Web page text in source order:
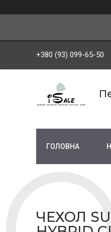
+380 (93) 099-65-50
ГОЛОВНА
ЧЕХОЛ